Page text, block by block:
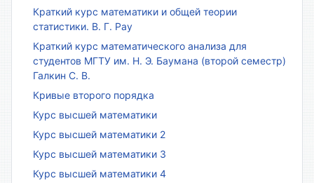
Краткий курс математики и общей теории
статистики. В. Г. Рау
Краткий курс математического анализа для
студентов МГТУ им. Н. Э. Баумана (второй семестр)
Галкин С. В.
Кривые второго порядка
Курс высшей математики
Курс высшей математики 2
Курс высшей математики 3
Курс высшей математики 4